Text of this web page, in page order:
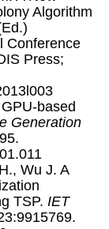
Algorithm
Conference
Press;
based
Generation
Wu J. A
TSP. IET